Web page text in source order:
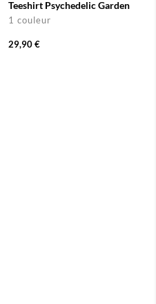
Teeshirt Psychedelic Garden
1 couleur
29,90 €